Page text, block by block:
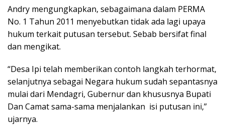
Andry mengungkapkan, sebagaimana dalam PERMA
No. 1 Tahun 2011 menyebutkan tidak ada lagi upaya
hukum terkait putusan tersebut. Sebab bersifat final
dan mengikat.
“Desa Ipi telah memberikan contoh langkah terhormat,
selanjutnya sebagai Negara hukum sudah sepantasnya
mulai dari Mendagri, Gubernur dan khususnya Bupati
Dan Camat sama-sama menjalankan isi putusan ini,”
ujarnya.